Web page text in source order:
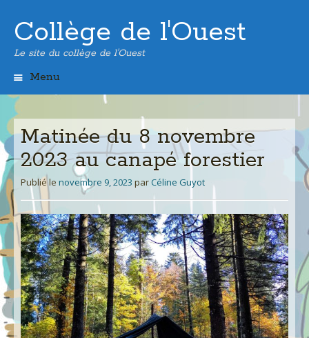
Collège de l'Ouest
Le site du collège de l'Ouest
Menu
contenu
principal
Matinée du 8 novembre
2023 au canapé forestier
Publié le novembre 9, 2023 parCéline Guyot